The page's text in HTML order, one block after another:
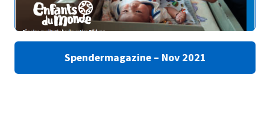
Spendermagazine – Nov 2021